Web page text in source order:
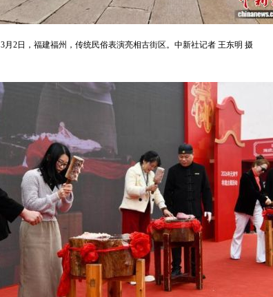
3月2日，福建福州，传统民俗表演亮相古街区。中新社记者 王东明 摄